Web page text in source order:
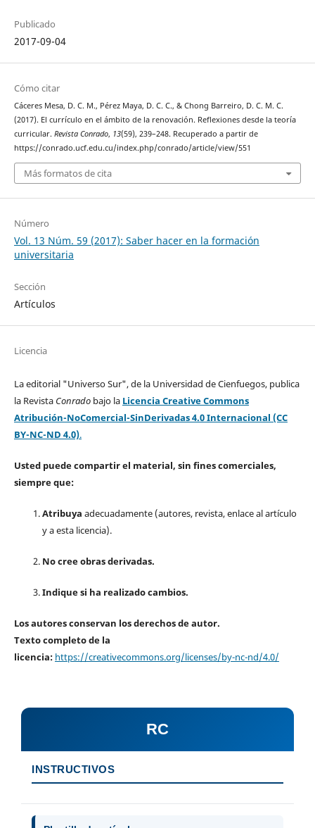
Publicado
2017-09-04
Cómo citar
Cáceres Mesa, D. C. M., Pérez Maya, D. C. C., & Chong Barreiro, D. C. M. C.
(2017). El currículo en el ámbito de la renovación. Reflexiones desde la teoría
curricular. Revista Conrado, 13(59), 239–248. Recuperado a partir de
https://conrado.ucf.edu.cu/index.php/conrado/article/view/551
Más formatos de cita
Número
Vol. 13 Núm. 59 (2017): Saber hacer en la formación
universitaria
Sección
Artículos
Licencia
La editorial "Universo Sur", de la Universidad de Cienfuegos, publica
la Revista Conradobajo la Licencia Creative Commons
Atribución-NoComercial-SinDerivadas 4.0 Internacional (CC
BY-NC-ND 4.0).
Usted puede compartir el material, sin fines comerciales,
siempre que:
Atribuya adecuadamente (autores, revista, enlace al artículo
y a esta licencia).
No cree obras derivadas.
Indique si ha realizado cambios.
Los autores conservan los derechos de autor.
Texto completo de la
licencia: https://creativecommons.org/licenses/by-nc-nd/4.0/
RC
INSTRUCTIVOS